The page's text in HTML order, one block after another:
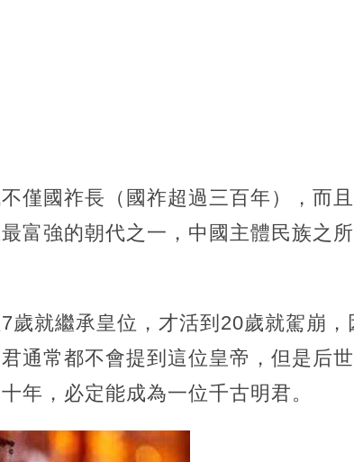
僅國祚長（國祚超過三百年），而
富強的朝代之一，中國主體民族之所
就繼承皇位，才活到20歲就駕崩，
通常都不會提到這位皇帝，但是后
年，必定能成為一位千古明君。